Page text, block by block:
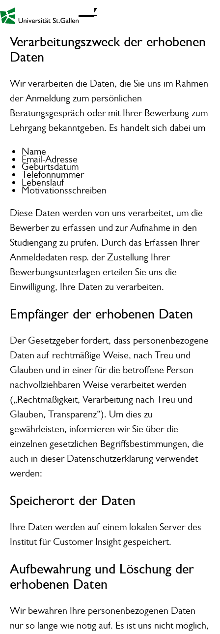
Link zur Startseite - Mobil
Datenschutz
Verarbeitungszweck der erhobenen
Daten
Wir verarbeiten die Daten, die Sie uns im Rahmen
der Anmeldung zum persönlichen
Beratungsgespräch oder mit Ihrer Bewerbung zum
Lehrgang bekanntgeben. Es handelt sich dabei um
Name
Email-Adresse
Geburtsdatum
Telefonnummer
Lebenslauf
Motivationsschreiben
Diese Daten werden von uns verarbeitet, um die
Bewerber zu erfassen und zur Aufnahme in den
Studiengang zu prüfen. Durch das Erfassen Ihrer
Anmeldedaten resp. der Zustellung Ihrer
Bewerbungsunterlagen erteilen Sie uns die
Einwilligung, Ihre Daten zu verarbeiten.
Empfänger der erhobenen Daten
Der Gesetzgeber fordert, dass personenbezogene
Daten auf rechtmäßige Weise, nach Treu und
Glauben und in einer für die betroffene Person
nachvollziehbaren Weise verarbeitet werden
(„Rechtmäßigkeit, Verarbeitung nach Treu und
Glauben, Transparenz“). Um dies zu
gewährleisten, informieren wir Sie über die
einzelnen gesetzlichen Begriffsbestimmungen, die
auch in dieser Datenschutzerklärung verwendet
werden:
Speicherort der Daten
Ihre Daten werden auf einem lokalen Server des
Institut für Customer Insight gespeichert.
Aufbewahrung und Löschung der
erhobenen Daten
Wir bewahren Ihre personenbezogenen Daten
nur so lange wie nötig auf. Es ist uns nicht möglich,